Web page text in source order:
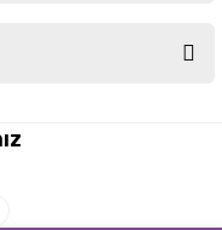
kullanarak tarafımıza